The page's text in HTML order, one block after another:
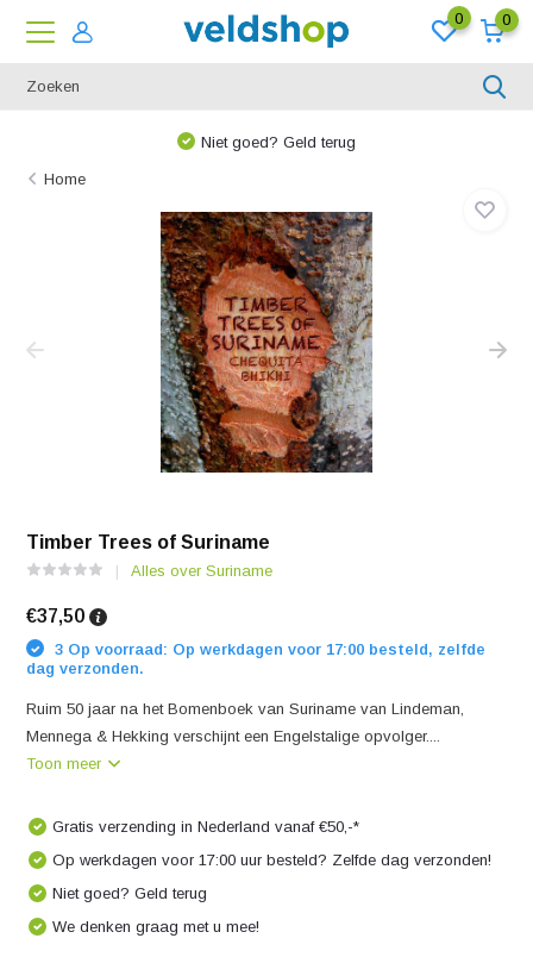
0 0
Niet goed? Geld terug
Home
Timber Trees of Suriname
Alles over Suriname
€37,50
3 Op voorraad: Op werkdagen voor 17:00 besteld, zelfde
dag verzonden.
Ruim 50 jaar na het Bomenboek van Suriname van Lindeman,
Mennega & Hekking verschijnt een Engelstalige opvolger....
Toon meer
Gratis verzending in Nederland vanaf €50,-*
Op werkdagen voor 17:00 uur besteld? Zelfde dag verzonden!
Niet goed? Geld terug
We denken graag met u mee!